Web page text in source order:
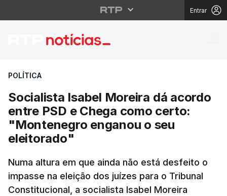
Entrar
Socialista Isabel
POLÍTICA
Socialista Isabel Moreira dá acordo
entre PSD e Chega como certo:
"Montenegro enganou o seu
eleitorado"
Numa altura em que ainda não está desfeito o
impasse na eleição dos juízes para o Tribunal
Constitucional, a socialista Isabel Moreira